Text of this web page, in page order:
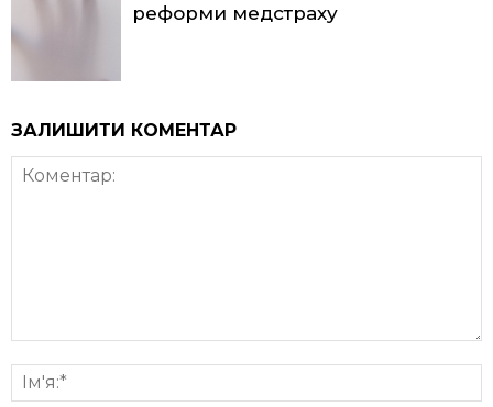
реформи медстраху
ЗАЛИШИТИ КОМЕНТАР